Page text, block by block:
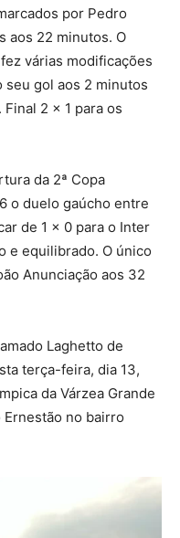
por Pedro
aos 22 minutos. O
várias modificações
seu gol aos 2 minutos
2 x 1 para os
da 2ª Copa
o duelo gaúcho entre
de 1 x 0 para o Inter
e equilibrado. O único
Anunciação aos 32
Laghetto de
terça-feira, dia 13,
da Várzea Grande
no bairro